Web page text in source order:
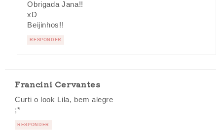
Obrigada Jana!!
xD
Beijinhos!!
RESPONDER
Francini Cervantes
Curti o look Lila, bem alegre
;*
RESPONDER